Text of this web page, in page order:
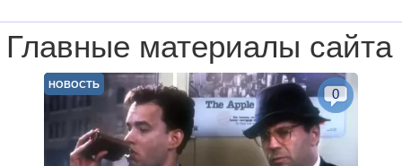
Главные материалы сайта
НОВОСТЬ
0